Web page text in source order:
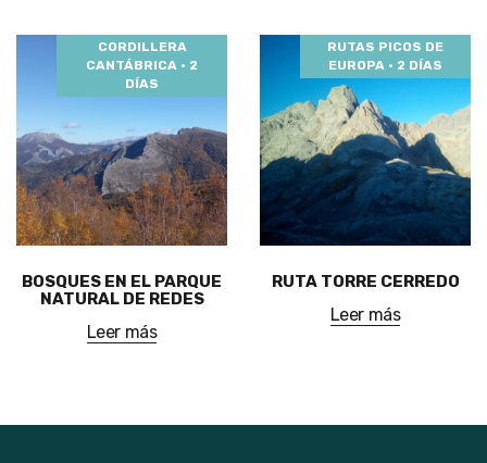
CORDILLERA
CANTÁBRICA · 2
DÍAS
BOSQUES EN EL PARQUE
NATURAL DE REDES
Leer más
RUTAS PICOS DE
EUROPA · 2 DÍAS
RUTA TORRE CERREDO
Leer más